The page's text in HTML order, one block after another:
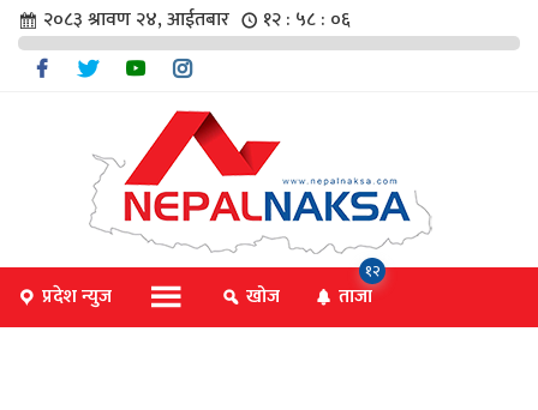
२०८३ श्रावण २४, आईतबार १२ : ५८ : ०६
प्रदेश न्युज खोज ताजा
१२